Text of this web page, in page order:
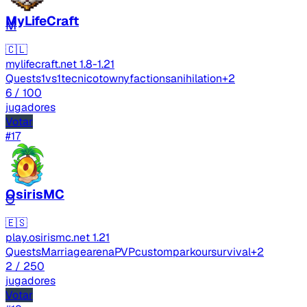
M
MyLifeCraft
🇨🇱
mylifecraft.net1.8-1.21
Quests1vs1tecnicotownyfactionsanihilation+2
6 / 100
jugadores
Votar
#17
O
OsirisMC
🇪🇸
play.osirismc.net1.21
QuestsMarriagearenaPVPcustomparkoursurvival+2
2 / 250
jugadores
Votar